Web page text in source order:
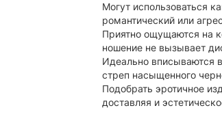
Могут использоваться
романтический или
Приятно ощущаются на
ношение не вызывает
Идеально вписываются
стреп насыщенного
Подобрать эротичное
доставляя и